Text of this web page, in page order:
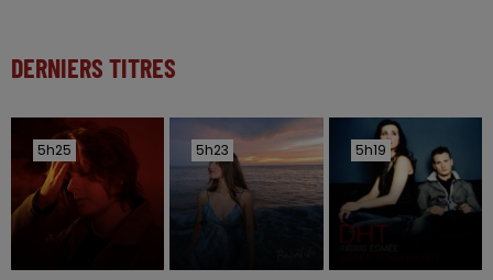
DERNIERS TITRES
5h25
5h25 5h23
5h23 5h19
5h19